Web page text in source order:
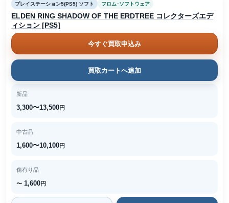
プレイステーション5(PS5) ソフト フロム･ソフトウェア
ELDEN RING SHADOW OF THE ERDTREE コレクターズエデ
ィション [PS5]
今すぐ買取申込み
買取カートへ追加
新品
3,300〜13,500円
中古品
1,600〜10,100円
傷有り品
〜 1,600円